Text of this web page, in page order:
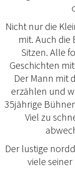
Nicht nur die
mit. Auch
Sitzen. Alle
Geschichten
Der Mann mit
erzählen und
35jährige
Viel zu
Der lustige
viele